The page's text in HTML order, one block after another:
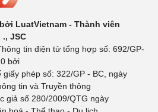
LuatVietnam - Thành viên
., JSC
tin điện tử tổng hợp số: 692/GP-
bởi
phép số: 322/GP - BC, ngày
tin và Truyền thông
giả số 280/2009/QTG ngày